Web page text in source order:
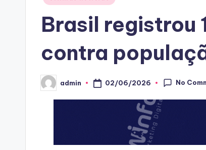
Brasil registrou
contra
Posted
by
admin 02/06/2026 No